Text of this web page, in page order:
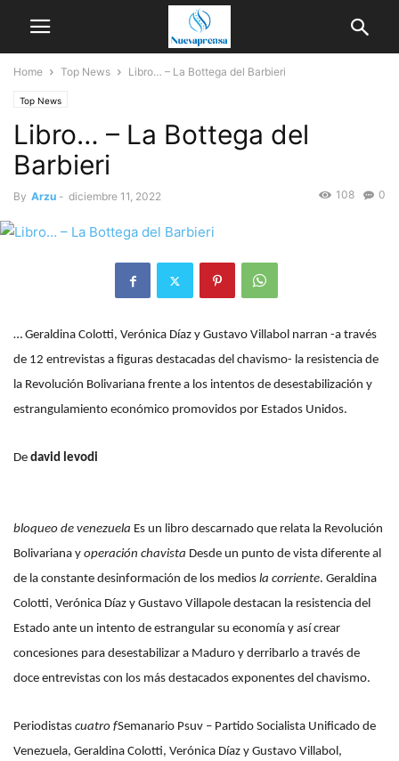
Home Top News Libro… – La Bottega del Barbieri
Top News
Libro… – La Bottega del
Barbieri
By Arzu - diciembre 11, 2022 0
108
… Geraldina Colotti, Verónica Díaz y Gustavo Villabol narran -a través
de 12 entrevistas a figuras destacadas del chavismo- la resistencia de
la Revolución Bolivariana frente a los intentos de desestabilización y
estrangulamiento económico promovidos por Estados Unidos.
De david levodi
bloqueo de venezuela Es un libro descarnado que relata la Revolución
Bolivariana y operación chavista Desde un punto de vista diferente al
de la constante desinformación de los medios la corriente. Geraldina
Colotti, Verónica Díaz y Gustavo Villapole destacan la resistencia del
Estado ante un intento de estrangular su economía y así crear
concesiones para desestabilizar a Maduro y derribarlo a través de
doce entrevistas con los más destacados exponentes del chavismo.
Periodistas cuatro fSemanario Psuv – Partido Socialista Unificado de
Venezuela, Geraldina Colotti, Verónica Díaz y Gustavo Villabol,